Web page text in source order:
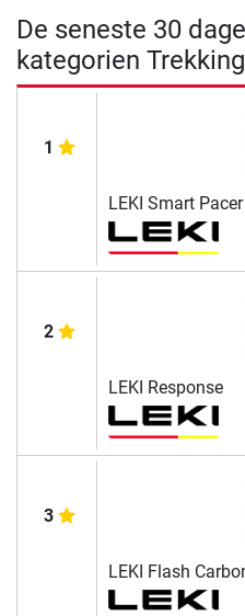
De seneste 30
kategorien
1
LEKI Smart
2
LEKI Response
3
LEKI Flash